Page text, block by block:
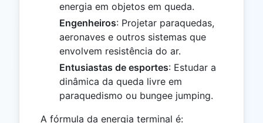
energia em objetos em queda.
Engenheiros: Projetar paraquedas,
aeronaves e outros sistemas que
envolvem resistência do ar.
Entusiastas de esportes: Estudar a
dinâmica da queda livre em
paraquedismo ou bungee jumping.
A fórmula da energia terminal é: